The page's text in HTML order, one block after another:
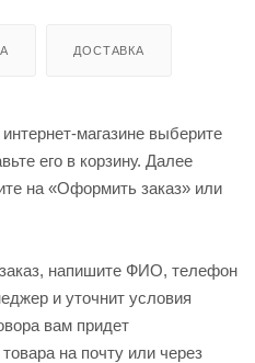
ДОСТАВКА
магазине выберите
его в корзину. Далее
на «Оформить заказ» или
напишите ФИО, телефон
и уточнит условия
вам придет
на почту или через